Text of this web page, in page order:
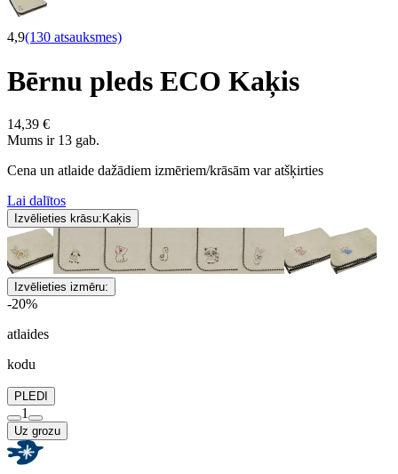
4,9(130 atsauksmes)
Bērnu pleds ECO Kaķis
14,39 €
Mums ir 13 gab.
Cena un atlaide dažādiem izmēriem/krāsām var atšķirties
Lai dalītos
Izvēlieties krāsu: Kaķis
Izvēlieties izmēru:
-20%
atlaides
kodu
PLEDI
1
Uz grozu